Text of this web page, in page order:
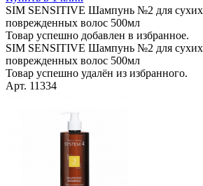
SIM SENSITIVE Шампунь №2 для
поврежденных волос 500мл
Товар успешно добавлен в избранное.
SIM SENSITIVE Шампунь №2 для
поврежденных волос 500мл
Товар успешно удалён из избранного.
Арт. 11334